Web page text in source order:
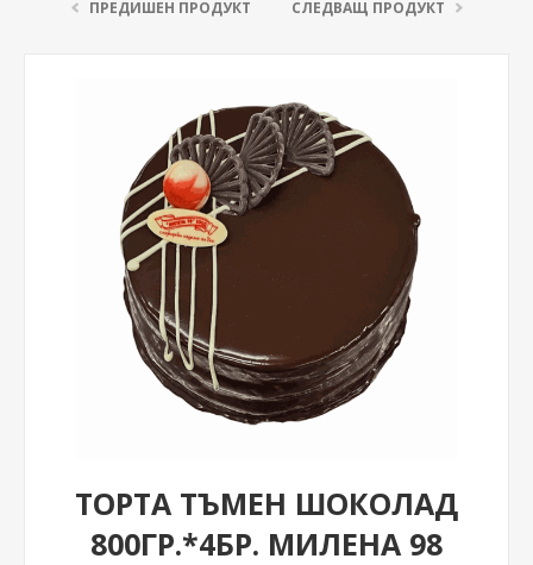
ПРЕДИШЕН ПРОДУКТ СЛЕДВАЩ ПРОДУКТ
ТОРТА ТЪМЕН ШОКОЛАД
800ГР.*4БР. МИЛЕНА 98